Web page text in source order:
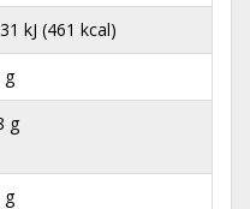
kJ (461 kcal)
g
g
g